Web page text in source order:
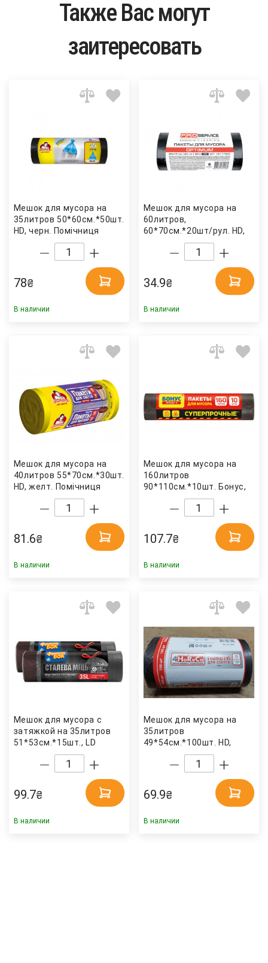
Также Вас могут
заитересовать
Мешок для мусора на
35литров 50*60см.*50шт.
HD, черн. Помічниця
78₴
В наличии
Мешок для мусора на
60литров,
60*70см.*20шт/рул. HD,
черн. OPTIMUM
34.9₴
В наличии
Мешок для мусора на
40литров 55*70см.*30шт.
HD, желт. Помічниця
81.6₴
В наличии
Мешок для мусора на
160литров
90*110см.*10шт. Бонус,
черн. Бонус
107.7₴
В наличии
Мешок для мусора с
затяжкой на 35литров
51*53см.*15шт., LD
15мкм., графит Фрекен
99.7₴
В наличии
Мешок для мусора на
35литров
49*54см.*100шт. HD,
черн. 4HoReCa
69.9₴
В наличии